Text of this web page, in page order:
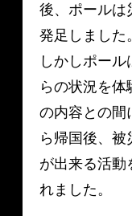
後、ポールは
発足しました。
しかしポー
らの状況を
の内容との間
ら帰国後、
が出来る活動
れました。